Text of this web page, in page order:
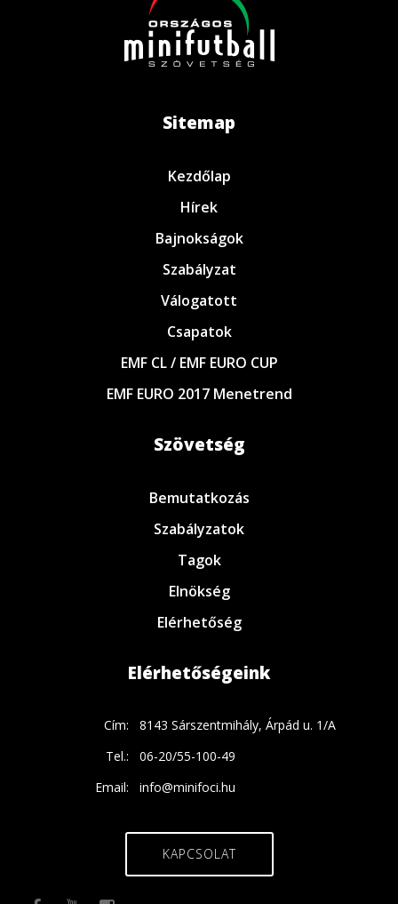
Sitemap
Kezdőlap
Hírek
Bajnokságok
Szabályzat
Válogatott
Csapatok
EMF CL / EMF EURO CUP
EMF EURO 2017 Menetrend
Szövetség
Bemutatkozás
Szabályzatok
Tagok
Elnökség
Elérhetőség
Elérhetőségeink
Cím:
8143 Sárszentmihály, Árpád u. 1/A
Tel.:
06-20/55-100-49
Email:
info@minifoci.hu
KAPCSOLAT